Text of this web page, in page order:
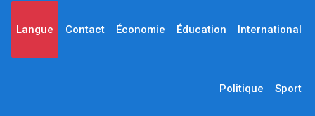
Langue Contact Économie Éducation International
Politique Sport